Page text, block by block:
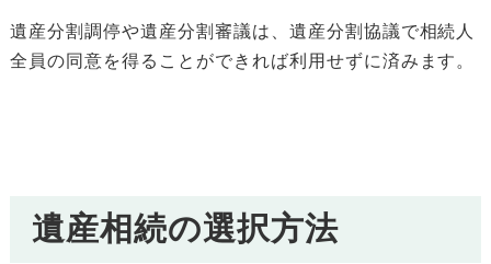
遺産分割調停や遺産分割審議は、遺産分割協議で相続人
全員の同意を得ることができれば利用せずに済みます。
遺産相続の選択方法